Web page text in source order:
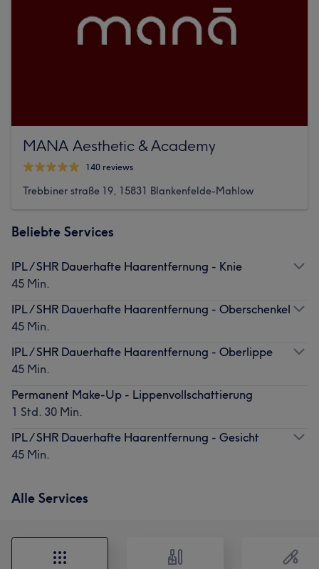
MANA Aesthetic & Academy
140 reviews
Trebbiner straße 19, 15831 Blankenfelde-Mahlow
Beliebte Services
IPL / SHR Dauerhafte Haarentfernung - Knie
45 Min.
IPL / SHR Dauerhafte Haarentfernung - Oberschenkel
45 Min.
IPL / SHR Dauerhafte Haarentfernung - Oberlippe
45 Min.
Permanent Make-Up - Lippenvollschattierung
1 Std. 30 Min.
IPL / SHR Dauerhafte Haarentfernung - Gesicht
45 Min.
Alle Services